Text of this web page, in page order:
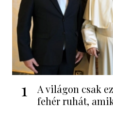
1
A világon csak
fehér ruhát,